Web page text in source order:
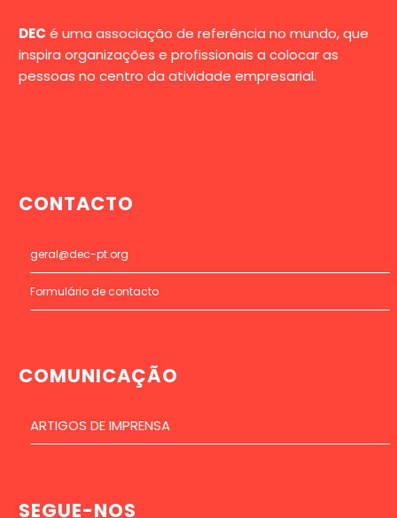
DEC é uma associação de referência no mundo, que
inspira organizações e profissionais a colocar as
pessoas no centro da atividade empresarial.
CONTACTO
geral@dec-pt.org
Formulário de contacto
COMUNICAÇÃO
ARTIGOS DE IMPRENSA
SEGUE-NOS